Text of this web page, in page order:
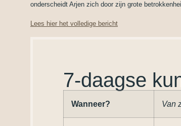
onderscheidt Arjen zich door zijn grote
Lees hier het volledige bericht
7-daagse
Wanneer? Van